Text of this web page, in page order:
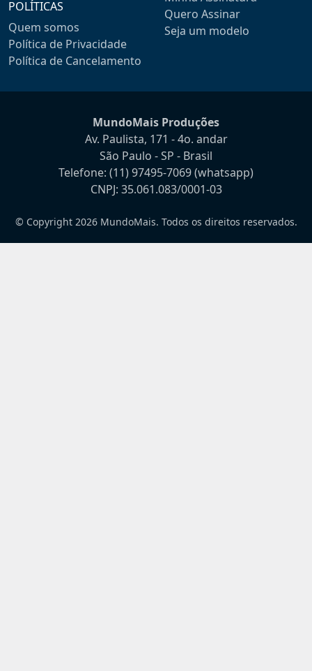
POLÍTICAS
Quem somos
Política de Privacidade
Política de Cancelamento
Quero Assinar
Seja um modelo
MundoMais Produções
Av. Paulista, 171 - 4o. andar
São Paulo - SP - Brasil
Telefone: (11) 97495-7069(whatsapp)
CNPJ: 35.061.083/0001-03
© Copyright 2026 MundoMais. Todos os direitos reservados.